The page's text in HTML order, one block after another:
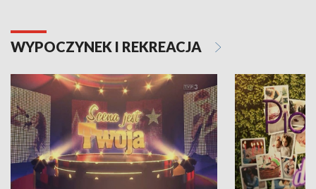
WYPOCZYNEK I REKREACJA